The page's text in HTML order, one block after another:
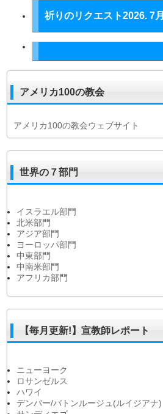
祈りのリクエスト2026. 7月
アメリカ100の教会
アメリカ100の教会ウェブサイト
世界の７部門
イスラエル部門
北米部門
アジア部門
ヨーロッパ部門
中東部門
中南米部門
アフリカ部門
【毎月更新!】宣教師レポート
ニューヨーク
ロサンゼルス
ハワイ
デンバー/バトンルージュ(ルイジアナ)